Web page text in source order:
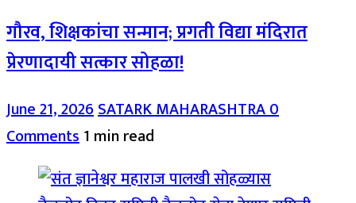
गौरव, शिक्षकांचा सन्मान; प्रगती विद्या मंदिरात
प्रेरणादायी सत्कार सोहळा!
June 21, 2026SATARK MAHARASHTRA0
Comments1 min read